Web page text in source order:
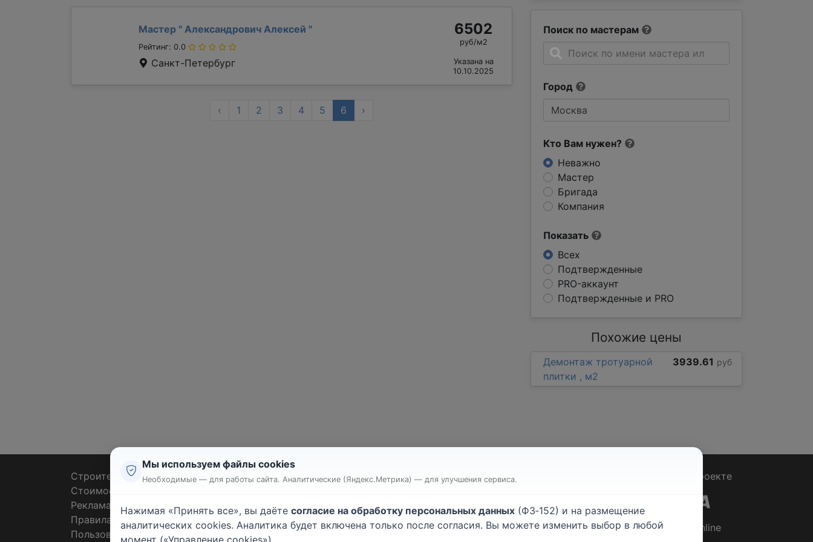
Поиск по мастерам
Город
Кто Вам нужен?
Неважно
Мастер
Бригада
Компания
Показать
Всех
Подтвержденные
PRO-аккаунт
Подтвержденные и PRO
Мастер " Александрович Алексей "
Рейтинг: 0.0
Санкт-Петербург
6502
руб/м2
Указана на
10.10.2025
‹ 1 2 3 4 5 6 ›
Похожие цены
Демонтаж тротуарной
плитки , м2
3939.61 руб
Строительные тендеры
Стоимость работ
Реклама
Правила
Пользовательское соглашение
Ремонт квартиры или комнаты
Строительство дома
Штукатурные работы
Монтаж гипсокартона
Поклейка обоев
Напольные покрытия
Потолки
О проекте
© 2026Rabotniki.online
Мы используем файлы cookies
Необходимые — для работы сайта. Аналитические (Яндекс.Метрика) — для улучшения сервиса.
Нажимая «Принять все», вы даёте согласие на обработку персональных данных (ФЗ‑152) и на размещение
аналитических cookies. Аналитика будет включена только после согласия. Вы можете изменить выбор в любой